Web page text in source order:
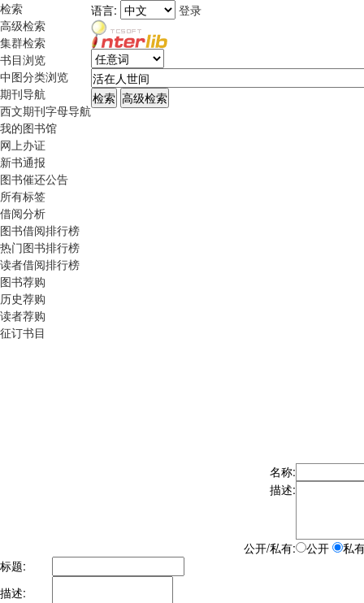
检索
高级检索
集群检索
书目浏览
中图分类浏览
期刊导航
西文期刊字母导航
我的图书馆
网上办证
新书通报
图书催还公告
所有标签
借阅分析
图书借阅排行榜
热门图书排行榜
读者借阅排行榜
图书荐购
历史荐购
读者荐购
征订书目
语言: 登录
名称:
描述:
公开/私有: 公开
私
标题:
描述: